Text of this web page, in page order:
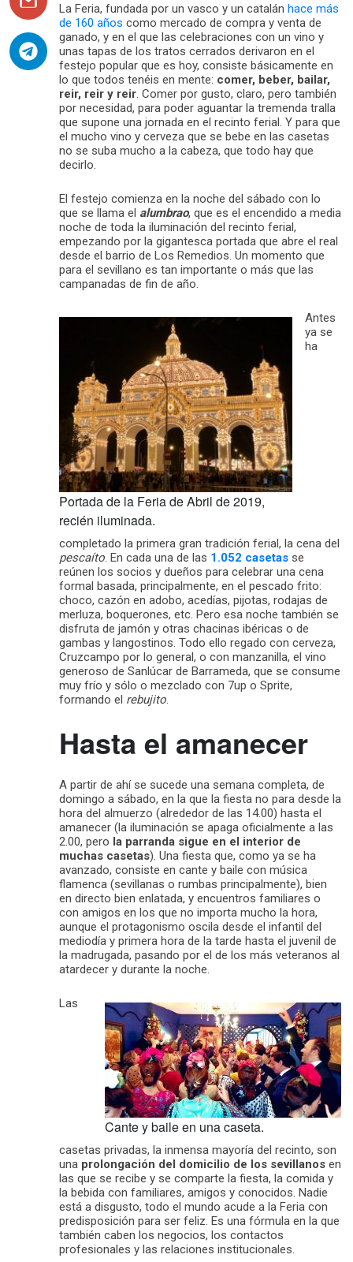
La Feria, fundada por un vasco y un catalán hace más
de 160 años como mercado de compra y venta de
ganado, y en el que las celebraciones con un vino y
unas tapas de los tratos cerrados derivaron en el
festejo popular que es hoy, consiste básicamente en
lo que todos tenéis en mente: comer, beber, bailar,
reir, reir y reir. Comer por gusto, claro, pero también
por necesidad, para poder aguantar la tremenda tralla
que supone una jornada en el recinto ferial. Y para que
el mucho vino y cerveza que se bebe en las casetas
no se suba mucho a la cabeza, que todo hay que
decirlo.
El festejo comienza en la noche del sábado con lo
que se llama el alumbrao, que es el encendido a media
noche de toda la iluminación del recinto ferial,
empezando por la gigantesca portada que abre el real
desde el barrio de Los Remedios. Un momento que
para el sevillano es tan importante o más que las
campanadas de fin de año.
Portada de la Feria de Abril de 2019,
recién iluminada.
Antes
ya se
ha
completado la primera gran tradición ferial, la cena del
pescaíto. En cada una de las 1.052 casetas se
reúnen los socios y dueños para celebrar una cena
formal basada, principalmente, en el pescado frito:
choco, cazón en adobo, acedías, pijotas, rodajas de
merluza, boquerones, etc. Pero esa noche también se
disfruta de jamón y otras chacinas ibéricas o de
gambas y langostinos. Todo ello regado con cerveza,
Cruzcampo por lo general, o con manzanilla, el vino
generoso de Sanlúcar de Barrameda, que se consume
muy frío y sólo o mezclado con 7up o Sprite,
formando el rebujito.
Hasta el amanecer
A partir de ahí se sucede una semana completa, de
domingo a sábado, en la que la fiesta no para desde la
hora del almuerzo (alrededor de las 14.00) hasta el
amanecer (la iluminación se apaga oficialmente a las
2.00, pero la parranda sigue en el interior de
muchas casetas). Una fiesta que, como ya se ha
avanzado, consiste en cante y baile con música
flamenca (sevillanas o rumbas principalmente), bien
en directo bien enlatada, y encuentros familiares o
con amigos en los que no importa mucho la hora,
aunque el protagonismo oscila desde el infantil del
mediodía y primera hora de la tarde hasta el juvenil de
la madrugada, pasando por el de los más veteranos al
atardecer y durante la noche.
Cante y baile en una caseta.
Las
casetas privadas, la inmensa mayoría del recinto, son
una prolongación del domicilio de los sevillanos en
las que se recibe y se comparte la fiesta, la comida y
la bebida con familiares, amigos y conocidos. Nadie
está a disgusto, todo el mundo acude a la Feria con
predisposición para ser feliz. Es una fórmula en la que
también caben los negocios, los contactos
profesionales y las relaciones institucionales.